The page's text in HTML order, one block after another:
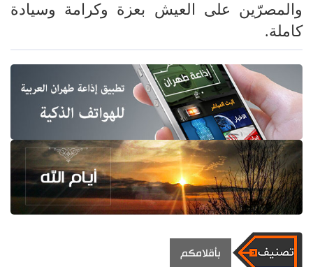
والمصرّين على العيش بعزة وكرامة وسيادة
كاملة.
بأقلامكم